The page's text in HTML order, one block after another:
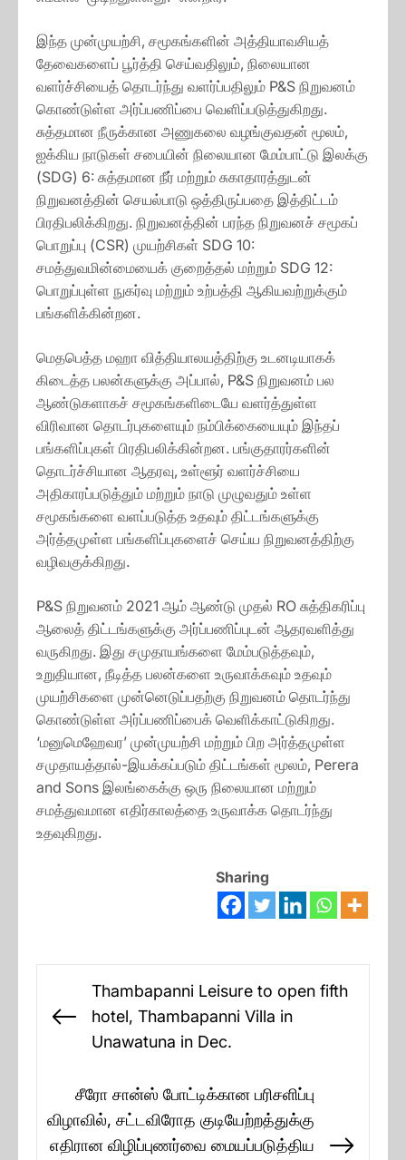
இந்த முன்முயற்சி, சமூகங்களின் அத்தியாவசியத்
தேவைகளைப் பூர்த்தி செய்வதிலும், நிலையான
வளர்ச்சியைத் தொடர்ந்து வளர்ப்பதிலும் P&S நிறுவனம்
கொண்டுள்ள அர்ப்பணிப்பை வெளிப்படுத்துகிறது.
சுத்தமான நீருக்கான அணுகலை வழங்குவதன் மூலம்,
ஐக்கிய நாடுகள் சபையின் நிலையான மேம்பாட்டு இலக்கு
(SDG) 6: சுத்தமான நீர் மற்றும் சுகாதாரத்துடன்
நிறுவனத்தின் செயல்பாடு ஒத்திருப்பதை இத்திட்டம்
பிரதிபலிக்கிறது. நிறுவனத்தின் பரந்த நிறுவனச் சமூகப்
பொறுப்பு (CSR) முயற்சிகள் SDG 10:
சமத்துவமின்மையைக் குறைத்தல் மற்றும் SDG 12:
பொறுப்புள்ள நுகர்வு மற்றும் உற்பத்தி ஆகியவற்றுக்கும்
பங்களிக்கின்றன.
மெதபெத்த மஹா வித்தியாலயத்திற்கு உடனடியாகக்
கிடைத்த பலன்களுக்கு அப்பால், P&S நிறுவனம் பல
ஆண்டுகளாகச் சமூகங்களிடையே வளர்த்துள்ள
விரிவான தொடர்புகளையும் நம்பிக்கையையும் இந்தப்
பங்களிப்புகள் பிரதிபலிக்கின்றன. பங்குதாரர்களின்
தொடர்ச்சியான ஆதரவு, உள்ளூர் வளர்ச்சியை
அதிகாரப்படுத்தும் மற்றும் நாடு முழுவதும் உள்ள
சமூகங்களை வளப்படுத்த உதவும் திட்டங்களுக்கு
அர்த்தமுள்ள பங்களிப்புகளைச் செய்ய நிறுவனத்திற்கு
வழிவகுக்கிறது.
P&S நிறுவனம் 2021 ஆம் ஆண்டு முதல் RO சுத்திகரிப்பு
ஆலைத் திட்டங்களுக்கு அர்ப்பணிப்புடன் ஆதரவளித்து
வருகிறது. இது சமுதாயங்களை மேம்படுத்தவும்,
உறுதியான, நீடித்த பலன்களை உருவாக்கவும் உதவும்
முயற்சிகளை முன்னெடுப்பதற்கு நிறுவனம் தொடர்ந்து
கொண்டுள்ள அர்ப்பணிப்பைக் வெளிக்காட்டுகிறது.
‘மனுமெஹேவர’ முன்முயற்சி மற்றும் பிற அர்த்தமுள்ள
சமுதாயத்தால்-இயக்கப்படும் திட்டங்கள் மூலம், Perera
and Sons இலங்கைக்கு ஒரு நிலையான மற்றும்
சமத்துவமான எதிர்காலத்தை உருவாக்க தொடர்ந்து
உதவுகிறது.
Sharing
navigation
Previous
Thambapanni Leisure to open fifth
hotel, Thambapanni Villa in
Unawatuna in Dec.
சீரோ சான்ஸ் போட்டிக்கான பரிசளிப்பு
விழாவில், சட்டவிரோத குடியேற்றத்துக்கு
எதிரான விழிப்புணர்வை மையப்படுத்திய